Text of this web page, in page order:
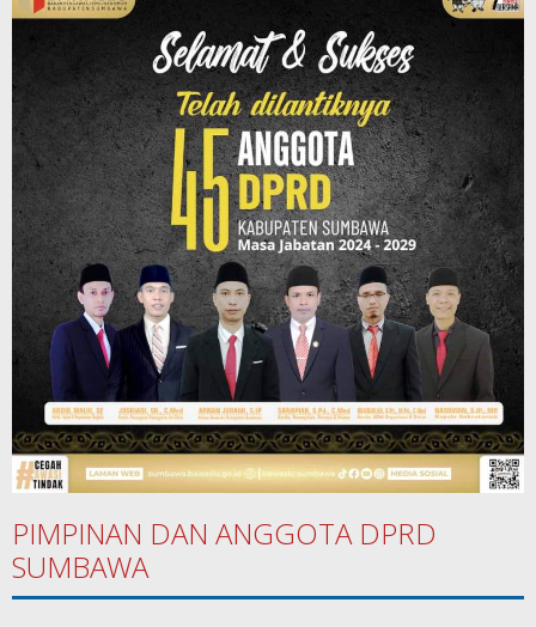
PIMPINAN DAN ANGGOTA DPRD
SUMBAWA